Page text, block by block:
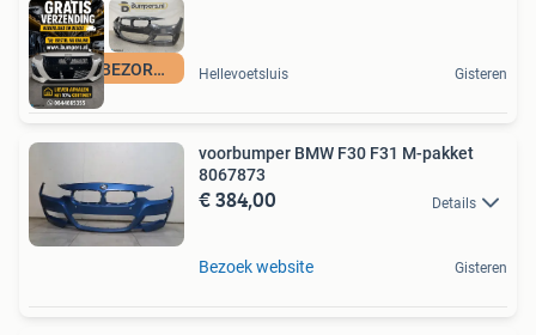
GRATIS BEZORGING Hellevoetsluis Gisteren
voorbumper BMW F30 F31 M-pakket
8067873
€ 384,00 Details
Bezoek website Gisteren